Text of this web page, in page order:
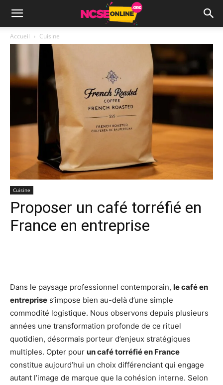
Accueil Cuisine
Cuisine
Proposer un café torréfié en
France en entreprise
Dans le paysage professionnel contemporain, le café en
entreprise s’impose bien au-delà d’une simple
commodité logistique. Nous observons depuis plusieurs
années une transformation profonde de ce rituel
quotidien, désormais porteur d’enjeux stratégiques
multiples. Opter pour un café torréfié en France
constitue aujourd’hui un choix différenciant qui engage
autant l’image de marque que la cohésion interne. Selon